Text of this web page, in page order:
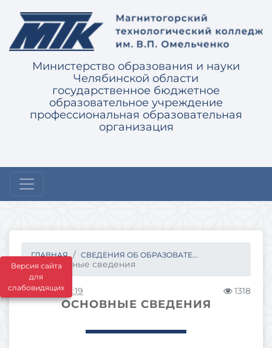
Версия сайта
для
слабовидящих
Министерство образования и науки
Челябинской области
государственное бюджетное
образовательное учреждение
профессиональная образовательная
организация
ГЛАВНАЯ СВЕДЕНИЯ ОБ ОБРАЗОВАТЕ...
Основные сведения
28.09.2017 11:19 1318
ОСНОВНЫЕ СВЕДЕНИЯ